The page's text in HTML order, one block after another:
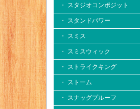
・ スタジオコンポジット
・ スタンドパワー
・ スミス
・ スミスウィック
・ ストライクキング
・ ストーム
・ スナッグプルーフ